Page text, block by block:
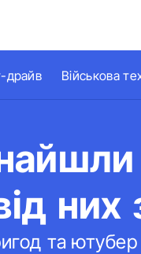
драйв Військова
них
та